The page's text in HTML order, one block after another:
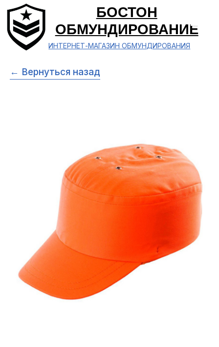
БОСТОН
ОБМУНДИРОВАНИЕ
ИНТЕРНЕТ-МАГАЗИН ОБМУНДИРОВАНИЯ
← Вернуться назад